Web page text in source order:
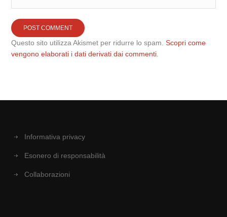
Questo sito utilizza Akismet per ridurre lo spam.Scopri come
vengono elaborati i dati derivati dai commenti
Informativa privacy
Esonero di responsabilità
Collaborazioni